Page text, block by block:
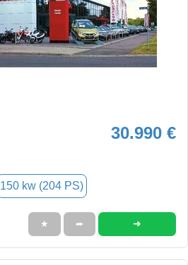
30.990 €
150 kw (204 PS)
★ ➦ ➜